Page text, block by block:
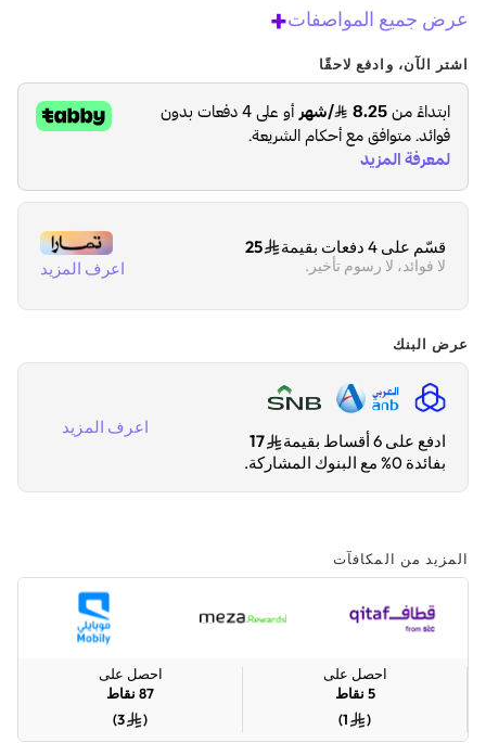
عرض جميع المواصفات+
اشتر الآن، وادفع لاحقًا
قسّم على 4 دفعات بقيمة 25
لا فوائد، لا رسوم تأخير. اعرف المزيد
عرض البنك
ادفع على 6 أقساط بقيمة
17
بفائدة 0% مع البنوك المشاركة.
اعرف المزيد
المزيد من المكافآت
احصل على
5 نقاط
(
1
)
احصل على
87 نقاط
(
3
)